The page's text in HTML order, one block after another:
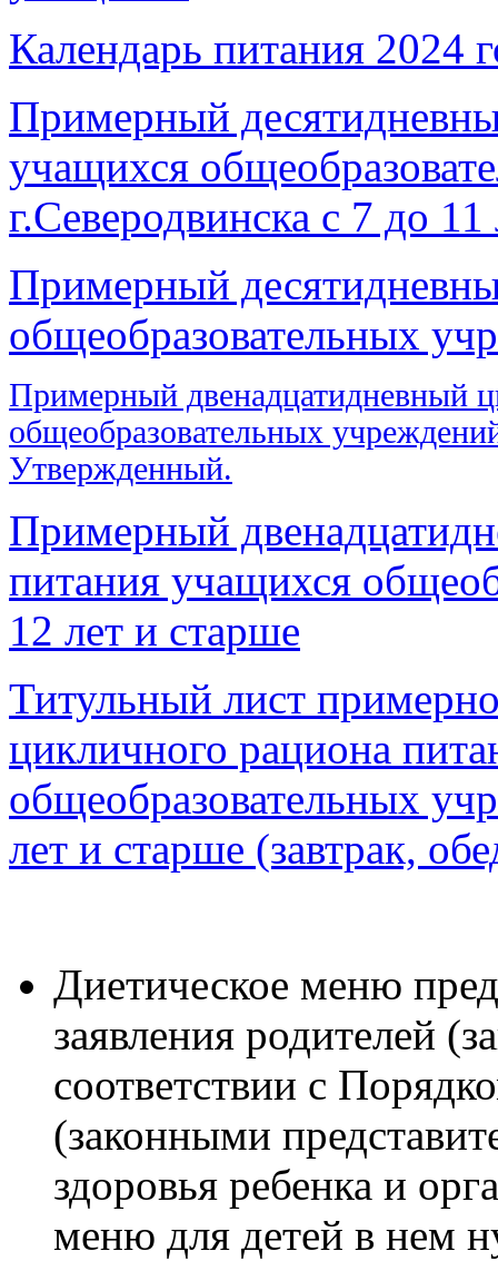
Календарь питания 2024
Примерный
учащихся
г.Северодвинска с 7 до
Примерный
общеобразовательных
Примерный двенадцатидневный
общеобразовательных
Утвержденный.
Примерный
питания учащихся
12 лет и старше
Титульный лист
цикличного рациона
общеобразовательных
лет и старше (завтрак,
Диетическое меню
заявления родителей
соответствии с
(законными
здоровья ребенка и
меню для детей в нем